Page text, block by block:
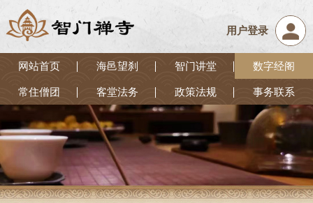
用户登录
网站首页 海邑望刹 智门讲堂 数字经阁
常住僧团 客堂法务 政策法规 事务联系